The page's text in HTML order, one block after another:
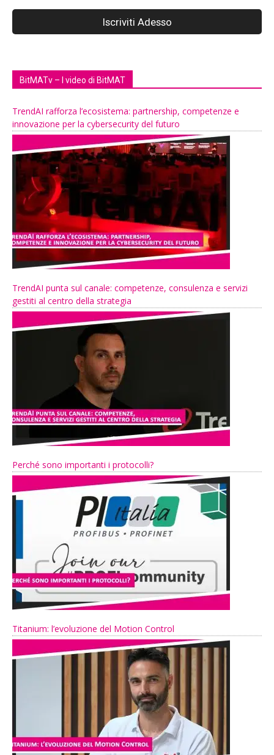
BitMATv – I video di BitMAT
TrendAI rafforza l’ecosistema: partnership, competenze e
innovazione per la cybersecurity del futuro
TrendAI punta sul canale: competenze, consulenza e servizi
gestiti al centro della strategia
Perché sono importanti i protocolli?
Titanium: l’evoluzione del Motion Control